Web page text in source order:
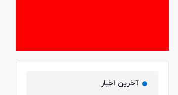
آخرین اخبار